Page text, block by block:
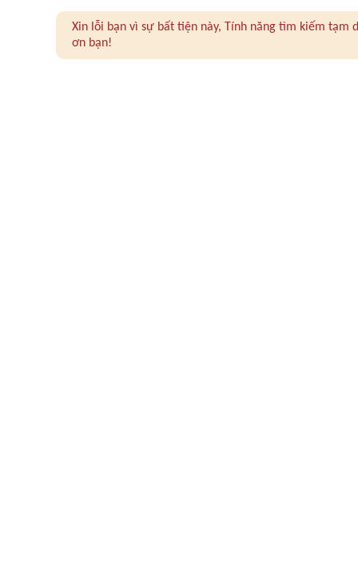
Xin lỗi bạn vì sự bất tiện này, Tính năng tìm kiếm
ơn bạn!